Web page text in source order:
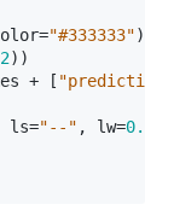
="#333333")
2))
+ [ "prediction"
ls="--" , lw=0.8